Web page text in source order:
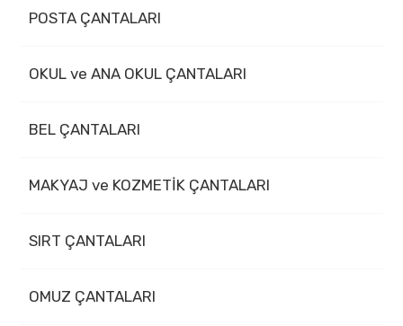
POSTA ÇANTALARI
OKUL ve ANA OKUL ÇANTALARI
BEL ÇANTALARI
MAKYAJ ve KOZMETİK ÇANTALARI
SIRT ÇANTALARI
OMUZ ÇANTALARI